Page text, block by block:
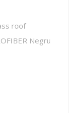
roof
Negru